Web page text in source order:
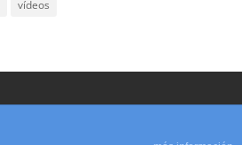
vídeos